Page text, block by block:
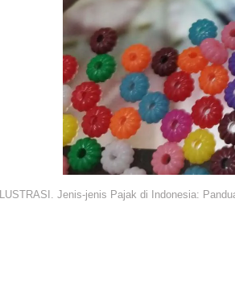
ILUSTRASI. Jenis-jenis Pajak di Indonesia: